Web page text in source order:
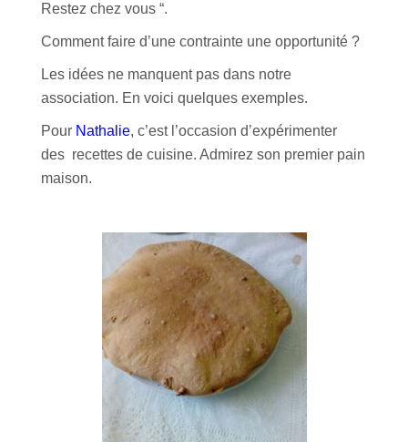
Restez chez vous “.
Comment faire d’une contrainte une opportunité ?
Les idées ne manquent pas dans notre
association. En voici quelques exemples.
Pour Nathalie, c’est l’occasion d’expérimenter
des recettes de cuisine. Admirez son premier pain
maison.